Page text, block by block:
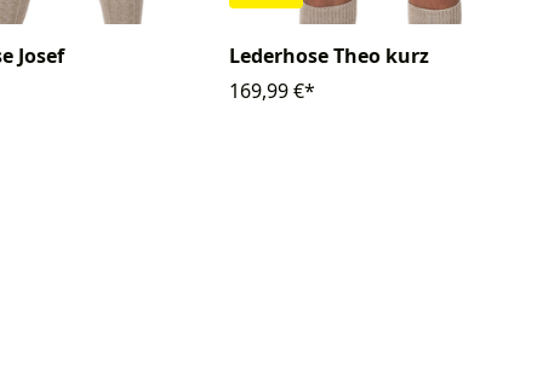
Josef
Lederhose Theo kurz
169,99 €*